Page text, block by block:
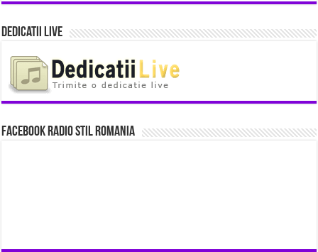
Dedicatii Live
Facebook Radio Stil Romania